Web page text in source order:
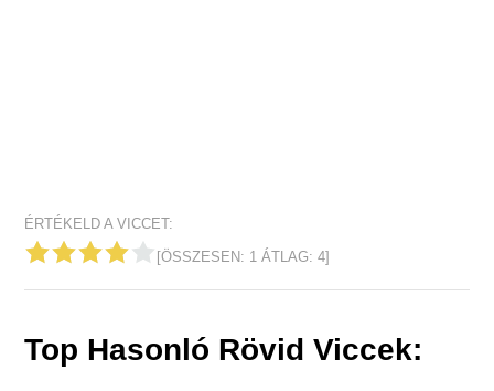
ÉRTÉKELD A VICCET:
[ÖSSZESEN: 1 ÁTLAG:4]
Top Hasonló Rövid Viccek: